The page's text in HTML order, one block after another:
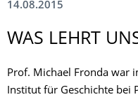
14.08.2015
WAS LEHRT
Prof. Michael Fronda war
Institut für Geschichte bei